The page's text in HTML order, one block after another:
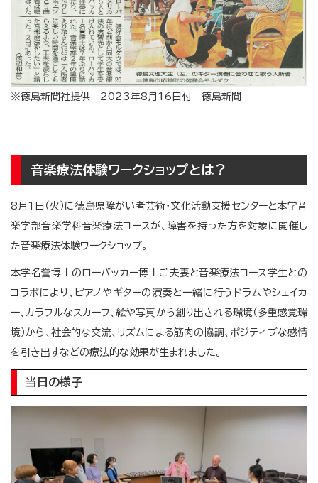
※徳島新聞社提供 2023年8月16日付 徳島新聞
音楽療法体験ワークショップとは？
8月1日（火）に徳島県障がい者芸術・ 文化活動支援センターと本学音
楽学部音楽学科音楽療法コースが、障害を持った方を対象に開催し
た音楽療法体験ワークショップ。
本学名誉博士のローバッカー博士ご夫妻と音楽療法コース学生との
コラボにより、ピアノやギターの演奏と一緒に行うドラムやシェイカ
ー、カラフルなスカーフ、絵や写真から創り出される環境（多重感覚環
境）から、社会的な交流、リズムによる筋肉の協調、ポジティブな感情
を引き出すなどの療法的な効果が生まれました。
当日の様子